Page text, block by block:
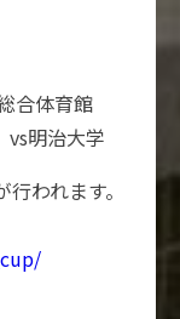
合体育館
vs明治大学
われます。